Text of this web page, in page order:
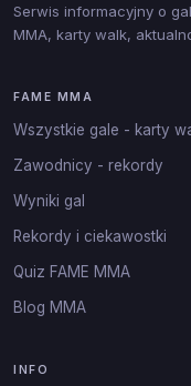
Serwis informacyjny o
MMA, karty walk,
FAME MMA
Wszystkie gale - karty
Zawodnicy - rekordy
Wyniki gal
Rekordy i ciekawostki
Quiz FAME MMA
Blog MMA
INFO